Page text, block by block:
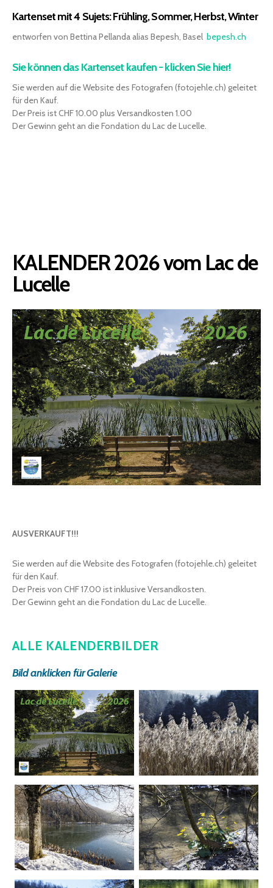
Kartenset mit 4 Sujets: Frühling, Sommer, Herbst, Winter
entworfen von Bettina Pellanda alias Bepesh, Basel bepesh.ch
Sie können das Kartenset kaufen - klicken Sie hier!
Sie werden auf die Website des Fotografen (fotojehle.ch) geleitet
für den Kauf.
Der Preis ist CHF 10.00 plus Versandkosten 1.00
Der Gewinn geht an die Fondation du Lac de Lucelle.
KALENDER 2026 vom Lac de
Lucelle
AUSVERKAUFT!!!
Sie werden auf die Website des Fotografen (fotojehle.ch) geleitet
für den Kauf.
Der Preis von CHF 17.00 ist inklusive Versandkosten.
Der Gewinn geht an die Fondation du Lac de Lucelle.
ALLE KALENDERBILDER
Bild anklicken für Galerie